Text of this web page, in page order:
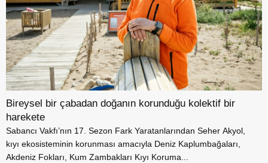
Bireysel bir çabadan doğanın korunduğu kolektif bir
harekete
Sabancı Vakfı’nın 17. Sezon Fark Yaratanlarından Seher Akyol,
kıyı ekosisteminin korunması amacıyla Deniz Kaplumbağaları,
Akdeniz Fokları, Kum Zambakları Kıyı Koruma...